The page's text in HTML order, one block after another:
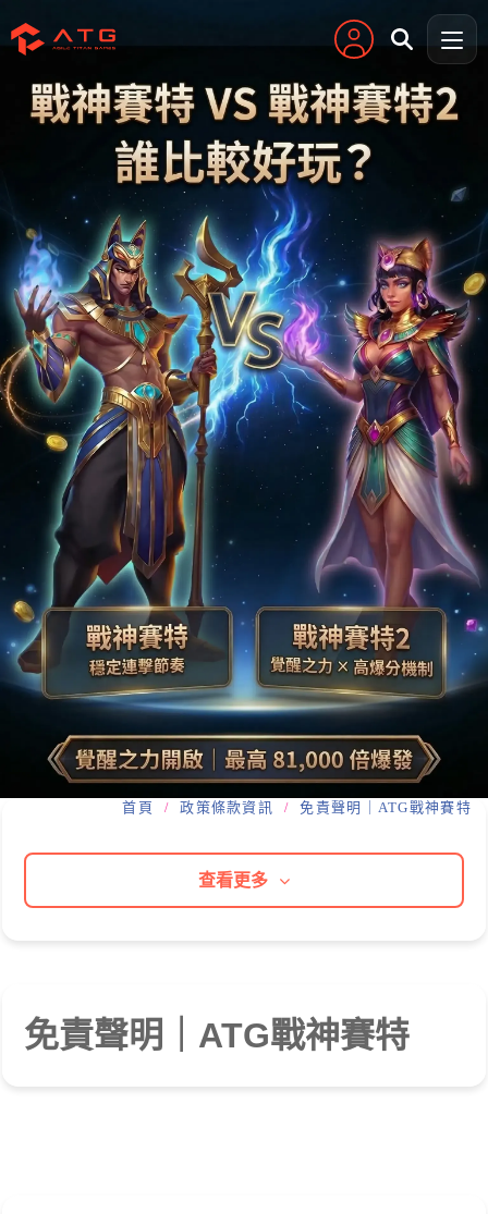
首頁 政策條款資訊 免責聲明｜ATG戰神賽特
查看更多
戰神賽特2打法技巧
戰神賽特2訊號解析
戰神賽特2覺醒之力
戰神賽特2遊戲攻略
戰神賽特實測評價
戰神賽特新手入門
戰神賽特對比分析
政策條款資訊
免責聲明｜ATG戰神賽特